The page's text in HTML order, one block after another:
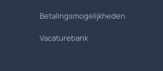
Betalingsmogelijkheden
Vacaturebank